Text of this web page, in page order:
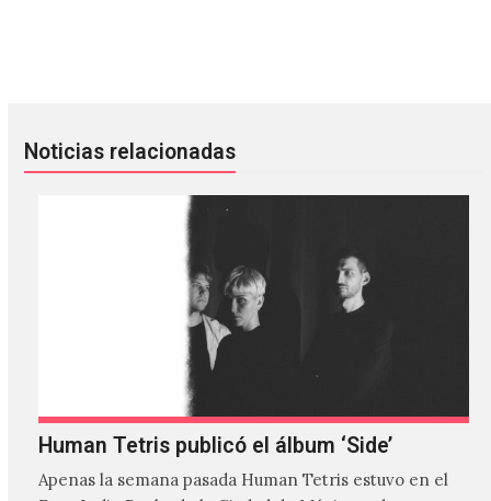
Noticias relacionadas
Human Tetris publicó el álbum ‘Side’
Apenas la semana pasada Human Tetris estuvo en el